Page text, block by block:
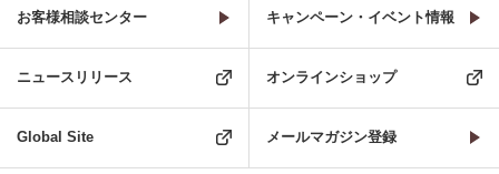
お客様相談センター キャンペーン・イベント情報
ニュースリリース オンラインショップ
Global Site メールマガジン登録